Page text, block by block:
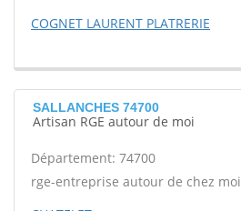
COGNET LAURENT PLATRERIE
SALLANCHES 74700
Artisan RGE autour de moi
Département: 74700
rge-entreprise autour de chez moi